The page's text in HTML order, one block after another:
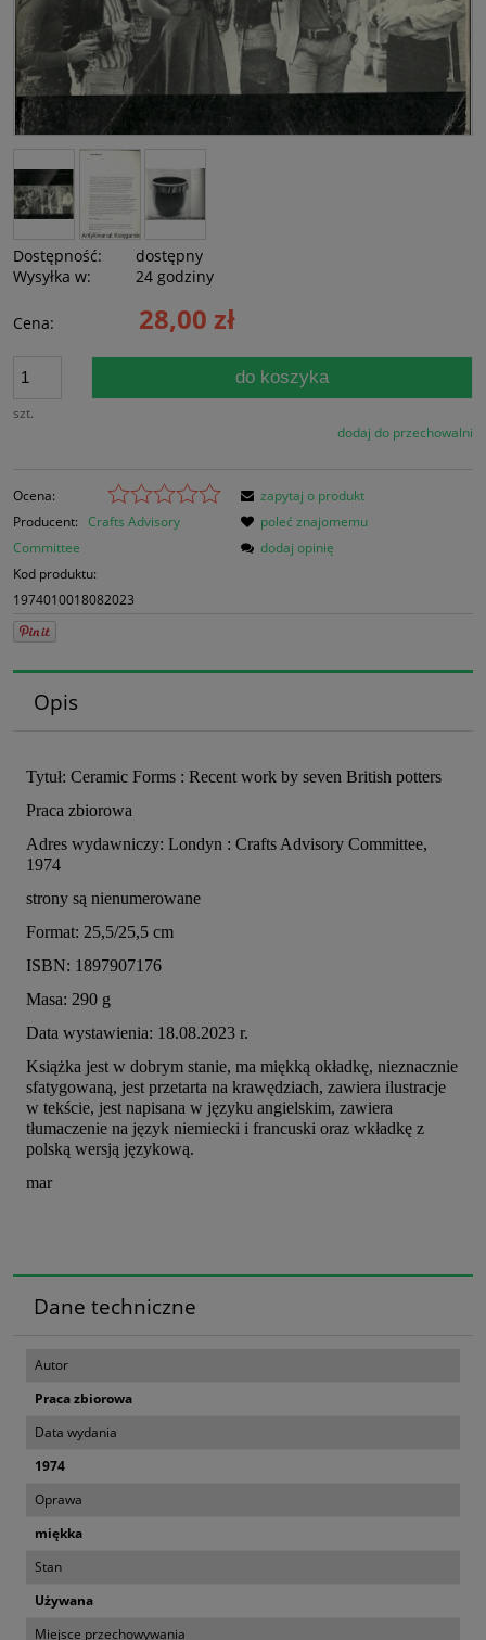
Dostępność:
dostępny
Wysyłka w:
24 godziny
Cena: 28,00 zł
szt.
do koszyka
dodaj do przechowalni
Ocena:
Producent: Crafts Advisory
Committee
Kod produktu:
1974010018082023
zapytaj o produkt
poleć znajomemu
dodaj opinię
Opis
Tytuł: Ceramic Forms : Recent work by seven British potters
Praca zbiorowa
Adres wydawniczy: Londyn : Crafts Advisory Committee,
1974
strony są nienumerowane
Format: 25,5/25,5 cm
ISBN: 1897907176
Masa: 290 g
Data wystawienia: 18.08.2023 r.
Książka jest w dobrym stanie, ma miękką okładkę, nieznacznie
sfatygowaną, jest przetarta na krawędziach, zawiera ilustracje
w tekście, jest napisana w języku angielskim, zawiera
tłumaczenie na język niemiecki i francuski oraz wkładkę z
polską wersją językową.
mar
Dane techniczne
Autor
Praca zbiorowa
Data wydania
1974
Oprawa
miękka
Stan
Używana
Miejsce przechowywania